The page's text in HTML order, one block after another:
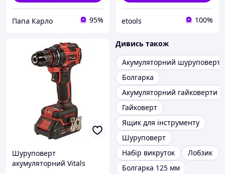
Папа Карло 95% etools 100%
Шуруповерт
акумуляторний Vitals
Дивись також
Акумуляторний шуруповерт
Болгарка
Акумуляторний гайковерти
Гайковерт
Ящик для інструменту
Шуруповерт
Набір викруток
Лобзик
Болгарка 125 мм